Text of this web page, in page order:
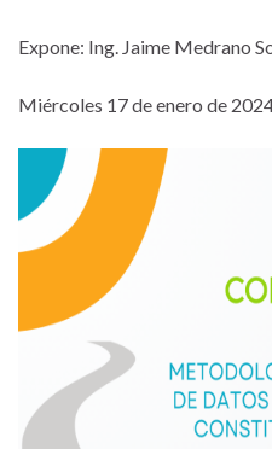
Expone: Ing. Jaime Medrano
Miércoles 17 de enero de